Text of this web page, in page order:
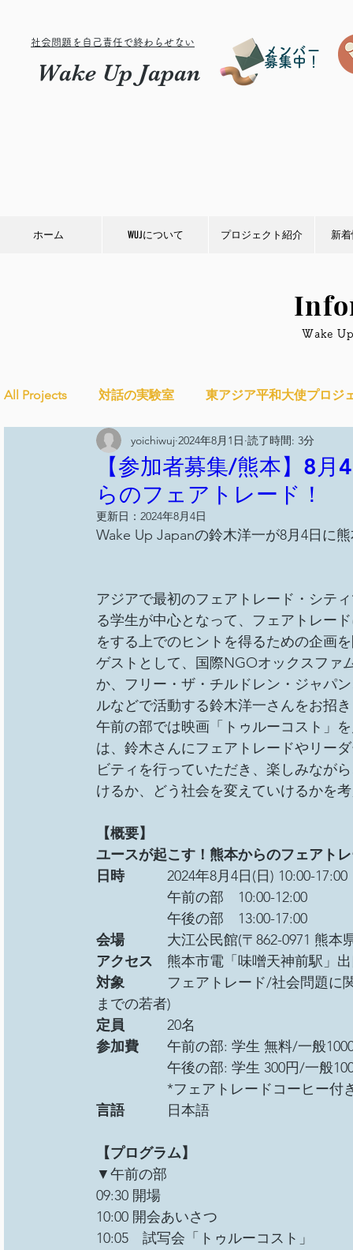
社会問題を自己責任で終わらせない
Wake Up Japan
メンバー
募集中！
ホーム WUJについて プロジェクト紹介 新
​Wake
All Projects 対話の実験室 東アジア平和大使プロジ
Ethical＆Sustainably シティズンシップ啓発出前授
YouthCan
ことばのたまり場 雑談 大地と地球 外部
その他イベント 移民難民と共に生きる
事務局/理事会 Youth ChANge
【参加者募集/熊本】8
らのフェアトレード！
yoichiwuj 2024年8月1日 読了時間: 3分
更新日： 2024年8月4日
Wake Up Japanの鈴木洋一が8月4日に
アジアで最初のフェアトレード・シテ
る学生が中心となって、フェアトレー
をする上でのヒントを得るための企画
ゲストとして、国際NGOオックスファ
か、フリー・ザ・チルドレン・ジャパ
ルなどで活動する鈴木洋一さんをお招
午前の部では映画「トゥルーコスト」
は、鈴木さんにフェアトレードやリー
ビティを行っていただき、楽しみなが
けるか、どう社会を変えていけるかを
【概要】
ユースが起こす！熊本からのフェアト
日時 2024年8月4日(日) 10:00-17:00
午前の部　10:00-12:00
午後の部　13:00-17:00
会場 大江公民館(〒862-0971 熊本
アクセス 熊本市電「味噌天神前駅」
対象
フェアトレード/社会問題に
までの若者)
定員 20名
参加費 午前の部: 学生 無料/一般
午後の部: 学生 300円/一般
*フェアトレードコーヒー付
言語
日本語
【プログラム】
▼午前の部
09:30 開場
10:00 開会あいさつ
10:05　試写会「トゥルーコスト」